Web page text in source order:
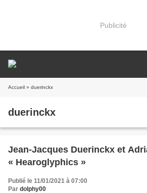
Publicité
Accueil » duerinckx
duerinckx
Jean-Jacques Duerinckx et
« Hearoglyphics »
Publié le 11/01/2021 à 07:00
Par dolphy00